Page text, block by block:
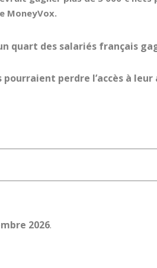
MoneyVox.
quart des salariés français
pourraient perdre l’accès à
2026.